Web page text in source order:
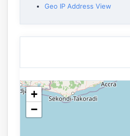
Geo IP Address View
+
−